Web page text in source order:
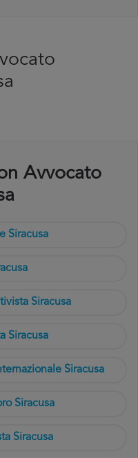
Avvocato
Siracusa
Siracusa
Siracusa
Siracusa
Siracusa
Siracusa